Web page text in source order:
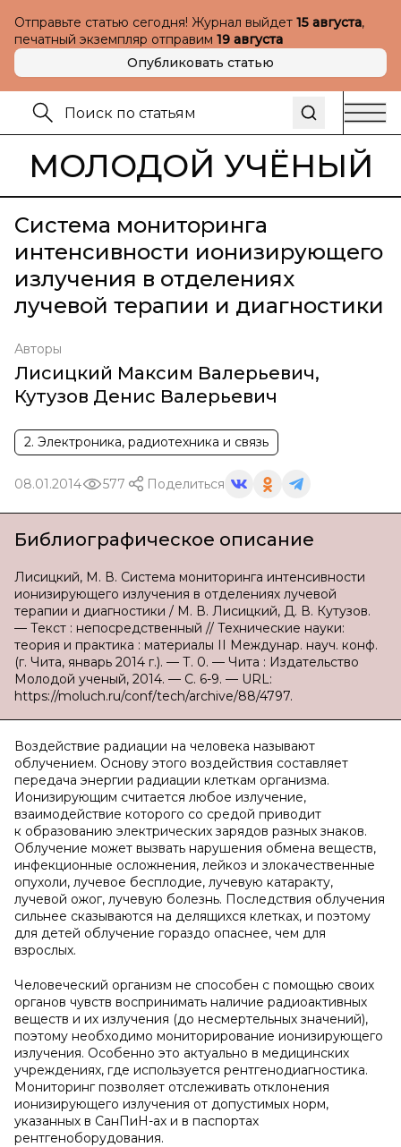
Отправьте статью сегодня! Журнал выйдет 15 августа,
печатный экземпляр отправим 19 августа
Опубликовать статью
МОЛОДОЙ УЧЁНЫЙ
Система мониторинга
интенсивности ионизирующего
излучения в отделениях
лучевой терапии и диагностики
Авторы
Лисицкий Максим Валерьевич,
Кутузов Денис Валерьевич
2. Электроника, радиотехника и связь
08.01.2014 577 Поделиться
Библиографическое описание
Лисицкий, М. В. Система мониторинга интенсивности
ионизирующего излучения в отделениях лучевой
терапии и диагностики / М. В. Лисицкий, Д. В. Кутузов.
— Текст : непосредственный // Технические науки:
теория и практика : материалы II Междунар. науч. конф.
(г. Чита, январь 2014 г.). — Т. 0. — Чита : Издательство
Молодой ученый, 2014. — С. 6-9. — URL:
https://moluch.ru/conf/tech/archive/88/4797.
Воздействие радиации на человека называют
облучением. Основу этого воздействия составляет
передача энергии радиации клеткам организма.
Ионизирующим считается любое излучение,
взаимодействие которого со средой приводит
к образованию электрических зарядов разных знаков.
Облучение может вызвать нарушения обмена веществ,
инфекционные осложнения, лейкоз и злокачественные
опухоли, лучевое бесплодие, лучевую катаракту,
лучевой ожог, лучевую болезнь. Последствия облучения
сильнее сказываются на делящихся клетках, и поэтому
для детей облучение гораздо опаснее, чем для
взрослых.
Человеческий организм не способен с помощью своих
органов чувств воспринимать наличие радиоактивных
веществ и их излучения (до несмертельных значений),
поэтому необходимо мониторирование ионизирующего
излучения. Особенно это актуально в медицинских
учреждениях, где используется рентгенодиагностика.
Мониторинг позволяет отслеживать отклонения
ионизирующего излучения от допустимых норм,
указанных в СанПиН-ах и в паспортах
рентгеноборудования.